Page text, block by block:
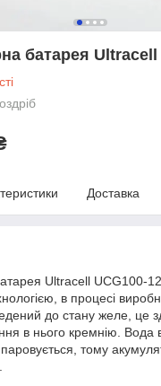
батарея Ultracell
Доставка
Ultracell UCG100-12
в процесі
до стану желе, це
в нього кремнію. Вода в
тому